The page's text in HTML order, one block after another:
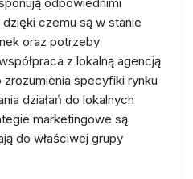
czemu są w stanie
oraz potrzeby
z lokalną agencją
specyfiki rynku
działań do lokalnych
marketingowe są
do właściwej grupy